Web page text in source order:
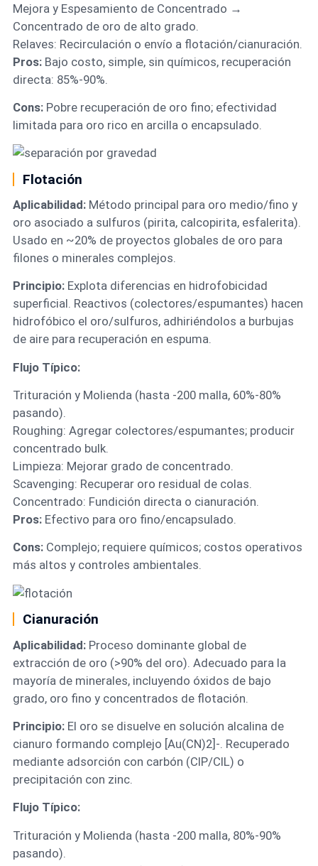
Mejora y Espesamiento de Concentrado →
Concentrado de oro de alto grado.
Relaves: Recirculación o envío a flotación/cianuración.
Pros:Bajo costo, simple, sin químicos, recuperación
directa: 85%-90%.
Cons:Pobre recuperación de oro fino; efectividad
limitada para oro rico en arcilla o encapsulado.
Flotación
Aplicabilidad:Método principal para oro medio/fino y
oro asociado a sulfuros (pirita, calcopirita, esfalerita).
Usado en ~20% de proyectos globales de oro para
filones o minerales complejos.
Principio:Explota diferencias en hidrofobicidad
superficial. Reactivos (colectores/espumantes) hacen
hidrofóbico el oro/sulfuros, adhiriéndolos a burbujas
de aire para recuperación en espuma.
Flujo Típico:
Trituración y Molienda (hasta -200 malla, 60%-80%
pasando).
Roughing: Agregar colectores/espumantes; producir
concentrado bulk.
Limpieza: Mejorar grado de concentrado.
Scavenging: Recuperar oro residual de colas.
Concentrado: Fundición directa o cianuración.
Pros:Efectivo para oro fino/encapsulado.
Cons:Complejo; requiere químicos; costos operativos
más altos y controles ambientales.
Cianuración
Aplicabilidad:Proceso dominante global de
extracción de oro (>90% del oro). Adecuado para la
mayoría de minerales, incluyendo óxidos de bajo
grado, oro fino y concentrados de flotación.
Principio:El oro se disuelve en solución alcalina de
cianuro formando complejo [Au(CN)2]-. Recuperado
mediante adsorción con carbón (CIP/CIL) o
precipitación con zinc.
Flujo Típico:
Trituración y Molienda (hasta -200 malla, 80%-90%
pasando).